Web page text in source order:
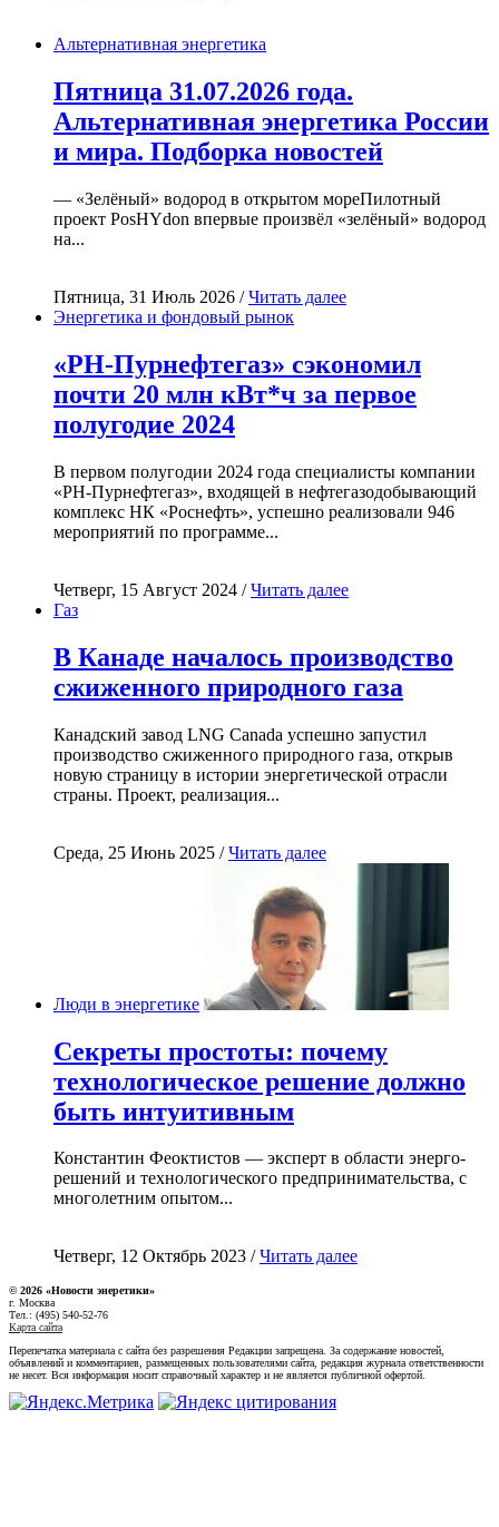
Альтернативная энергетика
Пятница 31.07.2026 года.
Альтернативная энергетика России
и мира. Подборка новостей
— «Зелёный» водород в открытом мореПилотный
проект PosHYdon впервые произвёл «зелёный» водород
на...
Пятница, 31 Июль 2026 /Читать далее
Энергетика и фондовый рынок
«РН-Пурнефтегаз» сэкономил
почти 20 млн кВт*ч за первое
полугодие 2024
В первом полугодии 2024 года специалисты компании
«РН-Пурнефтегаз», входящей в нефтегазодобывающий
комплекс НК «Роснефть», успешно реализовали 946
мероприятий по программе...
Четверг, 15 Август 2024 /Читать далее
Газ
В Канаде началось производство
сжиженного природного газа
Канадский завод LNG Canada успешно запустил
производство сжиженного природного газа, открыв
новую страницу в истории энергетической отрасли
страны. Проект, реализация...
Среда, 25 Июнь 2025 /Читать далее
Люди в энергетике
Секреты простоты: почему
технологическое решение должно
быть интуитивным
Константин Феоктистов — эксперт в области энерго-
решений и технологического предпринимательства, с
многолетним опытом...
Четверг, 12 Октябрь 2023 /Читать далее
© 2026 «Новости энеретики»
г. Москва
Тел.: (495) 540-52-76
Карта сайта
Перепечатка материала с сайта без разрешения Редакции запрещена. За содержание новостей,
объявлений и комментариев, размещенных пользователями сайта, редакция журнала ответственности
не несет. Вся информация носит справочный характер и не является публичной офертой.